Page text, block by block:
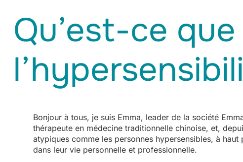
Qu’est-ce que
Bonjour à tous, je suis Emma, leader de la société
thérapeute en médecine traditionnelle chinoise, et,
atypiques comme les personnes hypersensibles, à
dans leur vie personnelle et professionnelle.